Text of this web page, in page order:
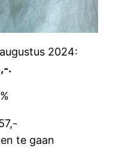
2024:
.
te gaan